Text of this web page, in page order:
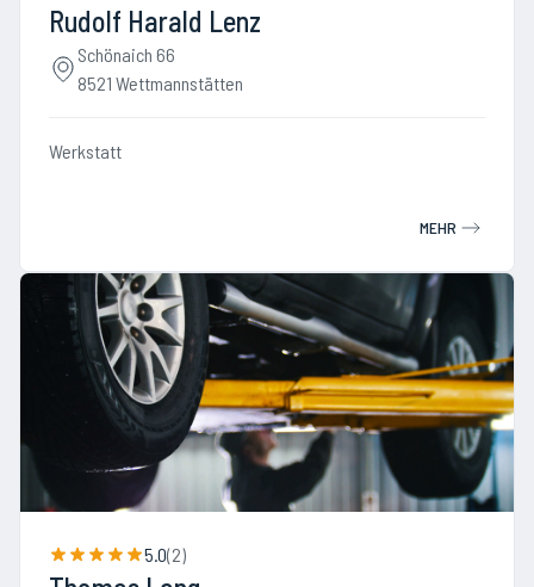
Rudolf Harald Lenz
Schönaich 66
8521 Wettmannstätten
Werkstatt
MEHR
5.0(2)